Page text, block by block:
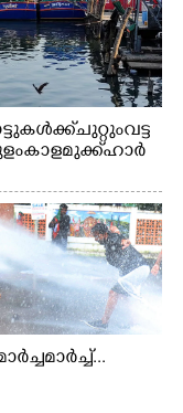
ചുറ്റും വട്ട
കാളമുക്ക് ഹാർ